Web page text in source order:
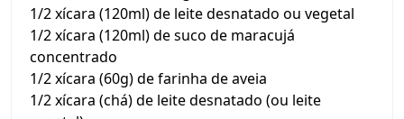
1/2 xícara (120ml) de leite desnatado ou vegetal
1/2 xícara (120ml) de suco de maracujá
concentrado
1/2 xícara (60g) de farinha de aveia
1/2 xícara (chá) de leite desnatado (ou leite